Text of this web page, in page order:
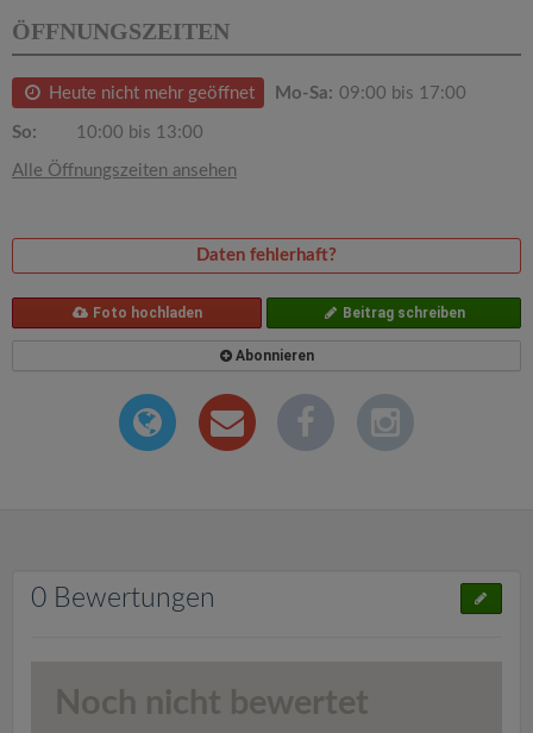
ÖFFNUNGSZEITEN
Heute nicht mehr geöffnet Mo-Sa: 09:00 bis 17:00
So: 10:00 bis 13:00
Alle Öffnungszeiten ansehen
Daten fehlerhaft?
Foto hochladen Beitrag schreiben
Abonnieren
0 Bewertungen
Noch nicht bewertet
a
t
i